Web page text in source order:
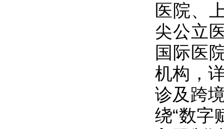
医院、
尖公立
国际医
机构，
诊及跨
绕“数字